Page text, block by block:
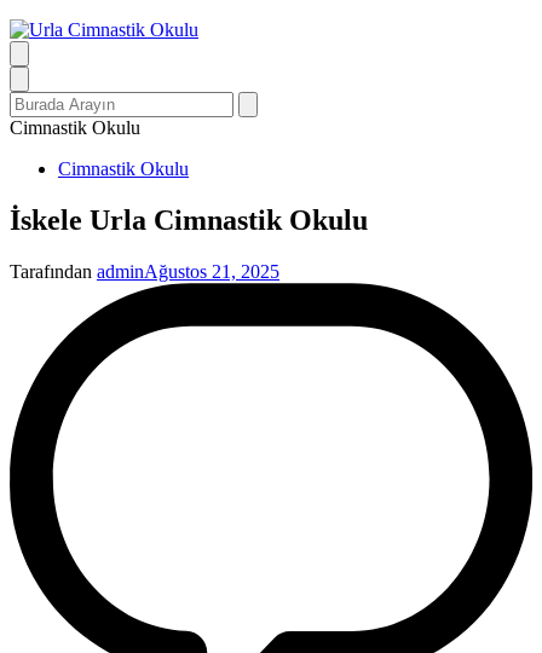
Search
for:
Cimnastik Okulu
YayınlananCimnastik Okulu
İskele Urla Cimnastik Okulu
Tarafından adminAğustos 21, 2025